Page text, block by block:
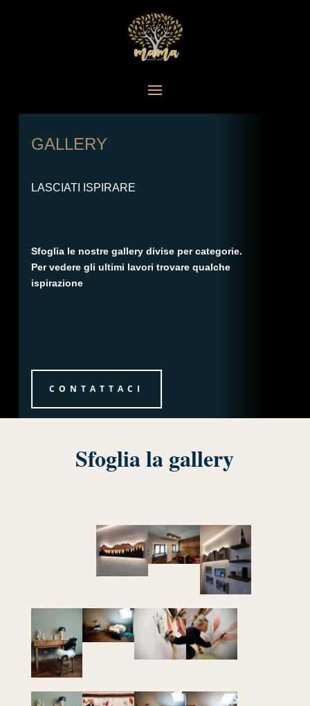
GALLERY
LASCIATI ISPIRARE
Sfoglia le nostre gallery divise per categorie.
Per vedere gli ultimi lavori trovare qualche
ispirazione
CONTATTACI
Sfoglia la gallery